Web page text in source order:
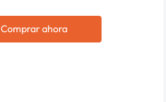
Comprar ahora